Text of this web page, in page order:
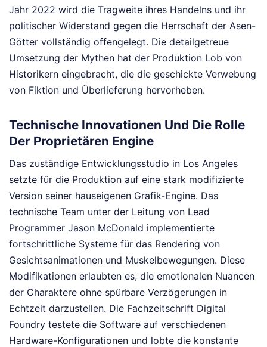
Jahr 2022 wird die Tragweite ihres Handelns und ihr
politischer Widerstand gegen die Herrschaft der Asen-
Götter vollständig offengelegt. Die detailgetreue
Umsetzung der Mythen hat der Produktion Lob von
Historikern eingebracht, die die geschickte Verwebung
von Fiktion und Überlieferung hervorheben.
Technische Innovationen Und Die Rolle
Der Proprietären Engine
Das zuständige Entwicklungsstudio in Los Angeles
setzte für die Produktion auf eine stark modifizierte
Version seiner hauseigenen Grafik-Engine. Das
technische Team unter der Leitung von Lead
Programmer Jason McDonald implementierte
fortschrittliche Systeme für das Rendering von
Gesichtsanimationen und Muskelbewegungen. Diese
Modifikationen erlaubten es, die emotionalen Nuancen
der Charaktere ohne spürbare Verzögerungen in
Echtzeit darzustellen. Die Fachzeitschrift Digital
Foundry testete die Software auf verschiedenen
Hardware-Konfigurationen und lobte die konstante